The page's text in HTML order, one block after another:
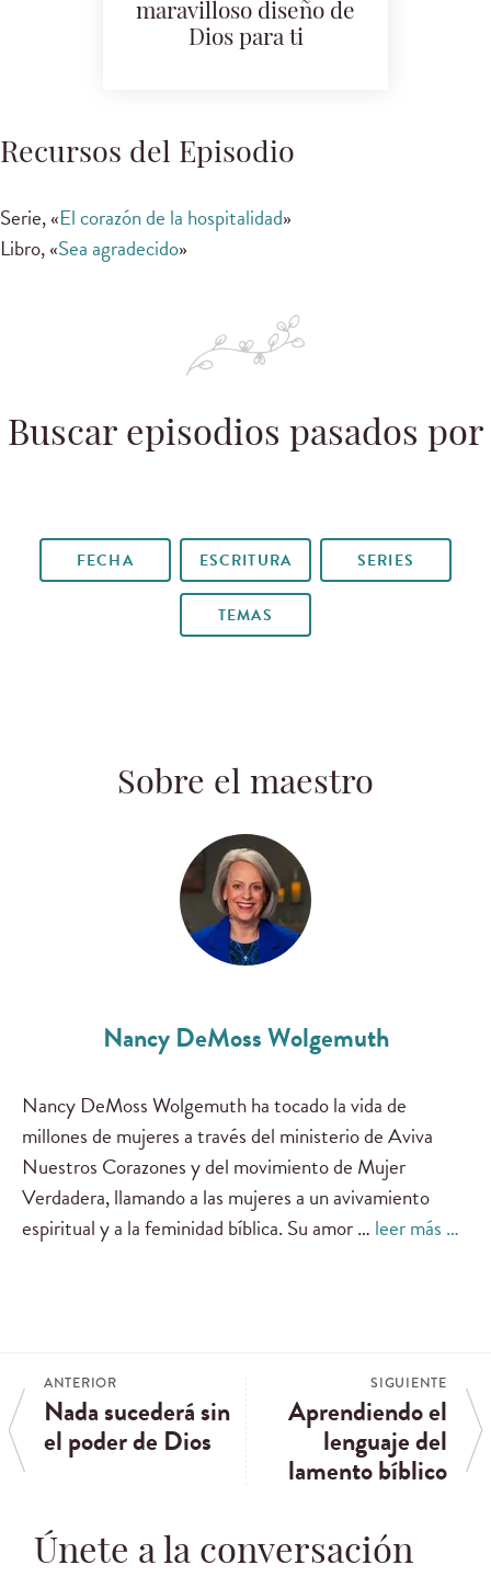
maravilloso diseño de
Dios para ti
Recursos del Episodio
Serie, «El corazón de la hospitalidad»
Libro, «Sea agradecido»
Buscar episodios pasados por
FECHA ESCRITURA SERIES
TEMAS
Sobre el maestro
Nancy DeMoss Wolgemuth
Nancy DeMoss Wolgemuth ha tocado la vida de
millones de mujeres a través del ministerio de Aviva
Nuestros Corazones y del movimiento de Mujer
Verdadera, llamando a las mujeres a un avivamiento
espiritual y a la feminidad bíblica. Su amor … leer más …
ANTERIOR
Nada sucederá sin
el poder de Dios
SIGUIENTE
Aprendiendo el
lenguaje del
lamento bíblico
Únete a la conversación